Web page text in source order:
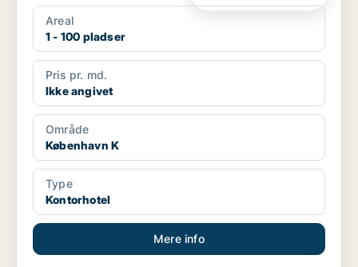
Areal
1 - 100 pladser
Pris pr. md.
Ikke angivet
Område
København K
Type
Kontorhotel
Mere info